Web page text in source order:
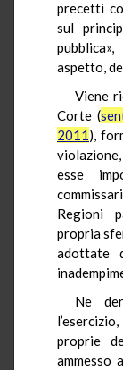
precetti
sul
aspetto,
Viene
Corte (
2011),
esse
Regioni
propria
adottate
Ne
proprie
ammesso